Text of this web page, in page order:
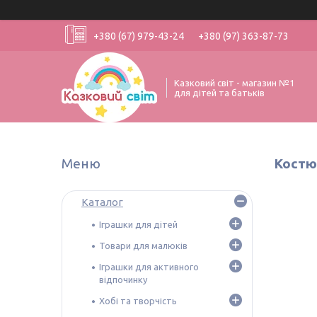
+380 (67) 979-43-24 +380 (97) 363-87-73
Казковий світ - магазин №1
для дітей та батьків
Каталог
Іграшки для дітей
Товари для малюків
Іграшки для активного
відпочинку
Хобі та творчість